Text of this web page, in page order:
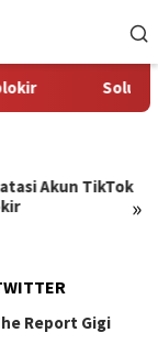
Solusi
»
Akun TikTok
Report Gigi